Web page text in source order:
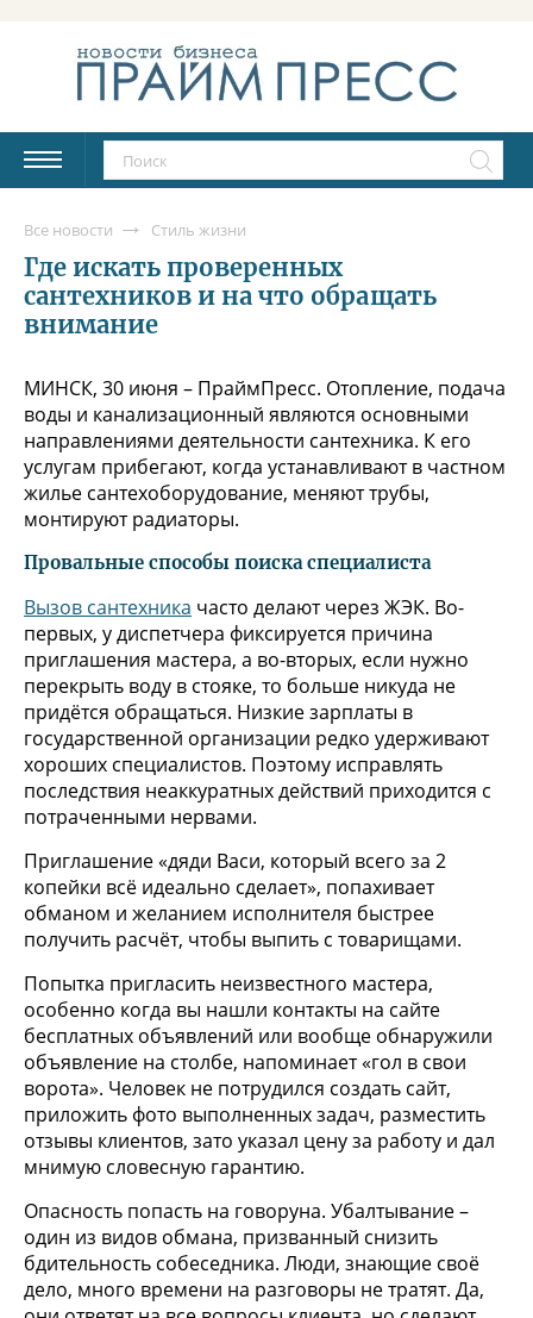
Все новости Стиль жизни
Где искать проверенных
сантехников и на что обращать
внимание
МИНСК, 30 июня – ПраймПресс. Отопление, подача
воды и канализационный являются основными
направлениями деятельности сантехника. К его
услугам прибегают, когда устанавливают в частном
жилье сантехоборудование, меняют трубы,
монтируют радиаторы.
Провальные способы поиска специалиста
Вызов сантехника часто делают через ЖЭК. Во-
первых, у диспетчера фиксируется причина
приглашения мастера, а во-вторых, если нужно
перекрыть воду в стояке, то больше никуда не
придётся обращаться. Низкие зарплаты в
государственной организации редко удерживают
хороших специалистов. Поэтому исправлять
последствия неаккуратных действий приходится с
потраченными нервами.
Приглашение «дяди Васи, который всего за 2
копейки всё идеально сделает», попахивает
обманом и желанием исполнителя быстрее
получить расчёт, чтобы выпить с товарищами.
Попытка пригласить неизвестного мастера,
особенно когда вы нашли контакты на сайте
бесплатных объявлений или вообще обнаружили
объявление на столбе, напоминает «гол в свои
ворота». Человек не потрудился создать сайт,
приложить фото выполненных задач, разместить
отзывы клиентов, зато указал цену за работу и дал
мнимую словесную гарантию.
Опасность попасть на говоруна. Убалтывание –
один из видов обмана, призванный снизить
бдительность собеседника. Люди, знающие своё
дело, много времени на разговоры не тратят. Да,